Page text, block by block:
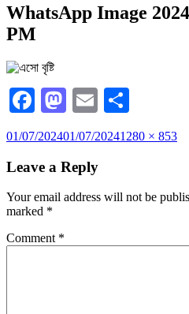
WhatsApp Image
PM
Facebook
Mastodon
Email
Posted
01/07/202401/07/2024Full
1280 × 853
Leave a Reply
Your email address will not be
marked *
Comment *